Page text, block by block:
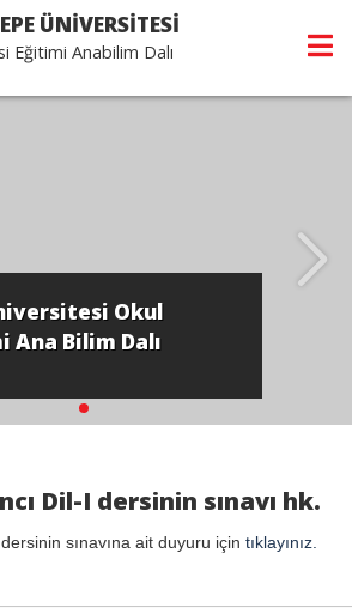
ÜNİVERSİTESİ
Eğitimi Anabilim Dalı
Okul
Ana Bilim Dalı
Dil-I dersinin sınavı hk.
sınavına ait duyuru için tıklayınız.